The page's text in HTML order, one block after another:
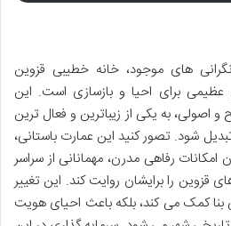
های موجود، خانه خطیبی قزوین
برای احیا و بازسازی است. این
اصولی، به یکی از زیباترین و فعال ترین
شود. تصور کنید این عمارت باستانی،
رفاهی مدرن، مهمانانی از سراسر
قزوین را برایشان روایت کند. این تغییر
بنا کمک می کند، بلکه باعث احیای هویت